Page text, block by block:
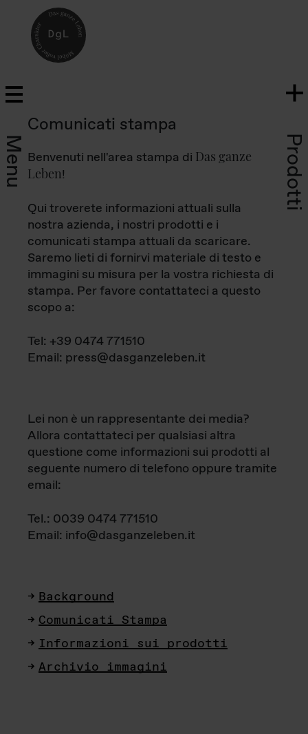
Menu Prodotti
Comunicati stampa
Benvenuti nell'area stampa di Das ganze
Leben!
Qui troverete informazioni attuali sulla
nostra azienda, i nostri prodotti e i
comunicati stampa attuali da scaricare.
Saremo lieti di fornirvi materiale di testo e
immagini su misura per la vostra richiesta di
stampa. Per favore contattateci a questo
scopo a:
Tel: +39 0474 771510
Email: press@dasganzeleben.it
Lei non è un rappresentante dei media?
Allora contattateci per qualsiasi altra
questione come informazioni sui prodotti al
seguente numero di telefono oppure tramite
email:
Tel.: 0039 0474 771510
Email: info@dasganzeleben.it
Background
Comunicati Stampa
Informazioni sui prodotti
Archivio immagini